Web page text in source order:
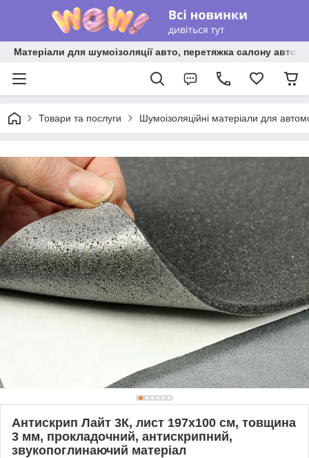
Матеріали для шумоізоляції авто, перетяжка салону авто
Товари та послуги Шумоізоляційні матеріали для
Антискрип Лайт 3К, лист 197х100 см, товщина
3 мм, прокладочний, антискрипний,
звукопоглинаючий матеріал